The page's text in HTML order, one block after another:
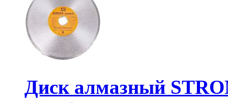
Диск алмазный